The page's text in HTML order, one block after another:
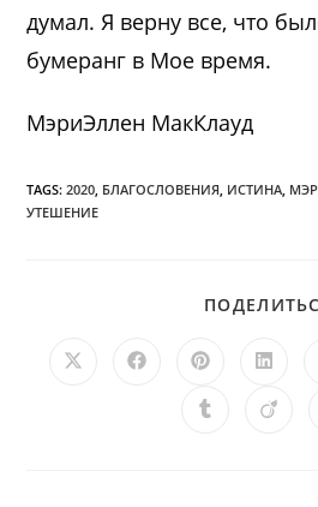
думал. Я верну все, что
бумеранг в Мое время.
МэриЭллен МакКлауд
TAGS:2020, БЛАГОСЛОВЕНИЯ, ИСТИНА,
УТЕШЕНИЕ
Открывается
Открывается
новом
в
новом
в